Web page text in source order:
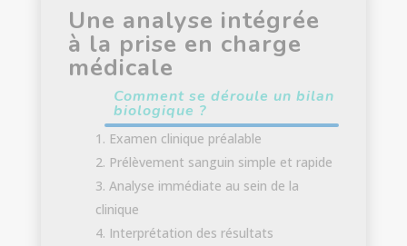
Une analyse intégrée
à la prise en charge
médicale
Comment se déroule un bilan
biologique ?
Examen clinique préalable
Prélèvement sanguin simple et rapide
Analyse immédiate au sein de la
clinique
Interprétation des résultats